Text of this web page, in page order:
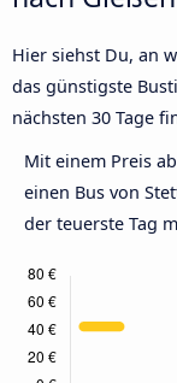
Hier siehst Du, an
das günstigste
nächsten 30 Tage
Mit einem Preis
einen Bus von
der teuerste Tag